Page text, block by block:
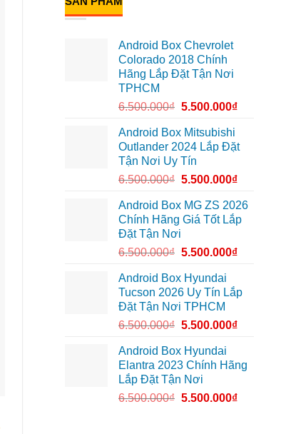
để
ghi
cung
đường
tại
xem
Youtube
ở
Anh
Android
box
Geely
EX2
Quận
Gò
xem
YouTube
dẫn
đường
Android Box Chevrolet
Colorado 2018 Chính
Hãng Lắp Đặt Tận Nơi
TPHCM
6.500.000₫ 5.500.000₫
Android Box Mitsubishi
Outlander 2024 Lắp Đặt
Tận Nơi Uy Tín
6.500.000₫ 5.500.000₫
Android Box MG ZS 2026
Chính Hãng Giá Tốt Lắp
Đặt Tận Nơi
6.500.000₫ 5.500.000₫
Android Box Hyundai
Tucson 2026 Uy Tín Lắp
Đặt Tận Nơi TPHCM
6.500.000₫ 5.500.000₫
Android Box Hyundai
Elantra 2023 Chính Hãng
Lắp Đặt Tận Nơi
6.500.000₫ 5.500.000₫